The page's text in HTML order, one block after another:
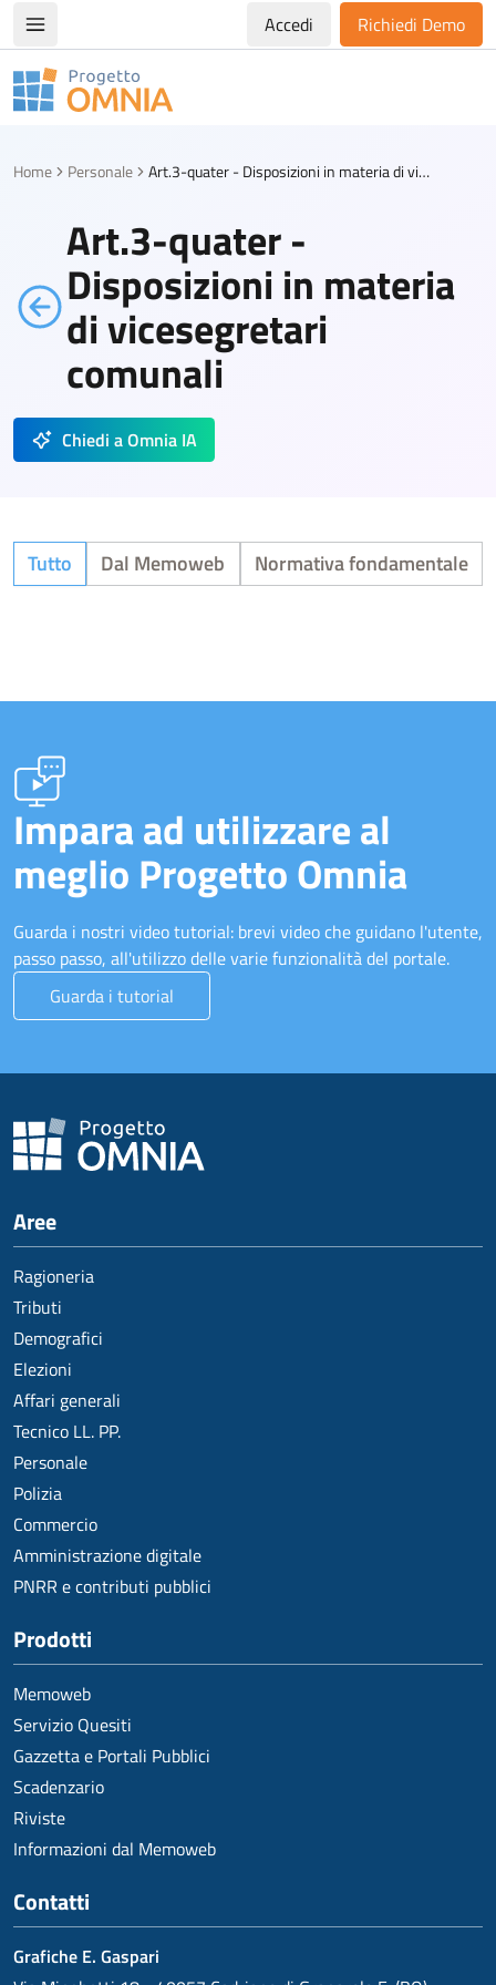
Apri/chiudi menù di navigazioneAccedi Richiedi Demo
Progetto Omnia
Home Personale Art.3-quater - Disposizioni in materia di vicesegretari comunali
Art.3-quater -
Disposizioni in materia
di vicesegretari
comunali
Chiedi a Omnia IA
Tutto Dal Memoweb Normativa fondamentale
Impara ad utilizzare al
meglio Progetto Omnia
Guarda i nostri video tutorial: brevi video che guidano l'utente,
passo passo, all'utilizzo delle varie funzionalità del portale.
Guarda i tutorial
Aree
Ragioneria
Tributi
Demografici
Elezioni
Affari generali
Tecnico LL. PP.
Personale
Polizia
Commercio
Amministrazione digitale
PNRR e contributi pubblici
Prodotti
Memoweb
Servizio Quesiti
Gazzetta e Portali Pubblici
Scadenzario
Riviste
Informazioni dal Memoweb
Contatti
Grafiche E. Gaspari